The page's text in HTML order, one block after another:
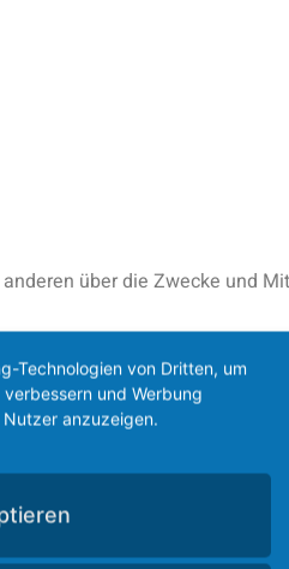
über die Zwecke und
Ihre
oder eine Einwilligung
Ihrer
dieser Gründe.
auf
auf Grundlage von Art. 6
Technologien von Dritten, um
und Werbung
anzuzeigen.